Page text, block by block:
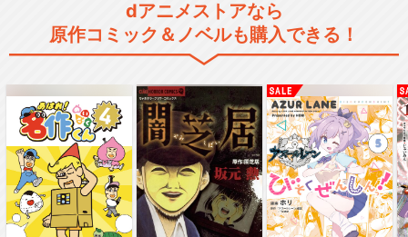
きかんしゃトーマス（シリー
ズ7）
きかんしゃトーマス（シリー
ズ9）
dアニメストアなら
原作コミック＆ノベルも購入できる！